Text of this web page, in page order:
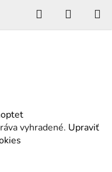
Hľadať
KOŠÍK
vyhradené. Upraviť